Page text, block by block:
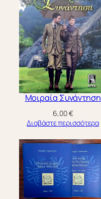
Μοιραία Συνάντηση
6,00€
Διαβάστε περισσότερα